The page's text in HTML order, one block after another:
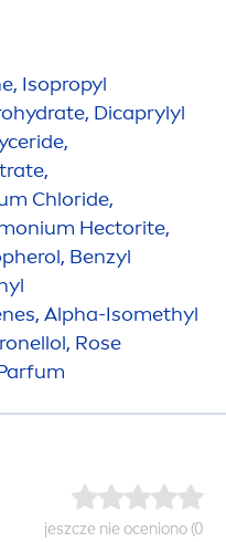
Isopropyl
hydrate, Dicaprylyl
Chloride,
Hectorite,
Benzyl
Alpha-Isomethyl
Rose
jeszcze nie oceniono (0